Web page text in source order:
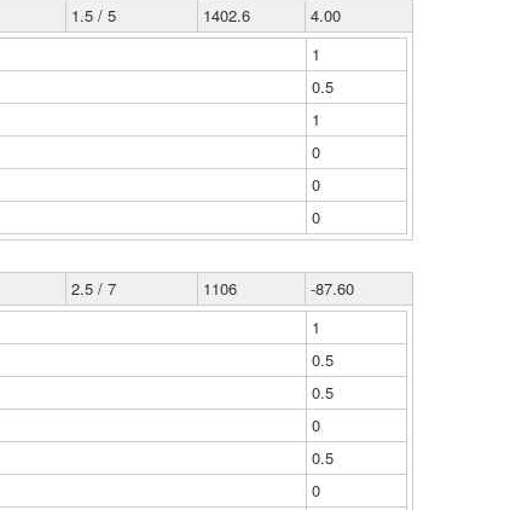
1.5 / 5 1402.6
4.00
1
0.5
1
0
0
0
2.5 / 7 1106
-87.60
1
0.5
0.5
0
0.5
0